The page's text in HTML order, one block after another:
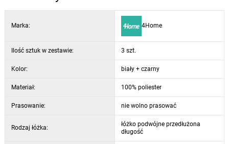
Marka: 4Home
Ilość sztuk w zestawie: 3 szt.
Kolor: biały + czarny
Materiał: 100% poliester
Prasowanie: nie wolno prasować
Rodzaj łóżka:
łóżko podwójne przedłużona
długość